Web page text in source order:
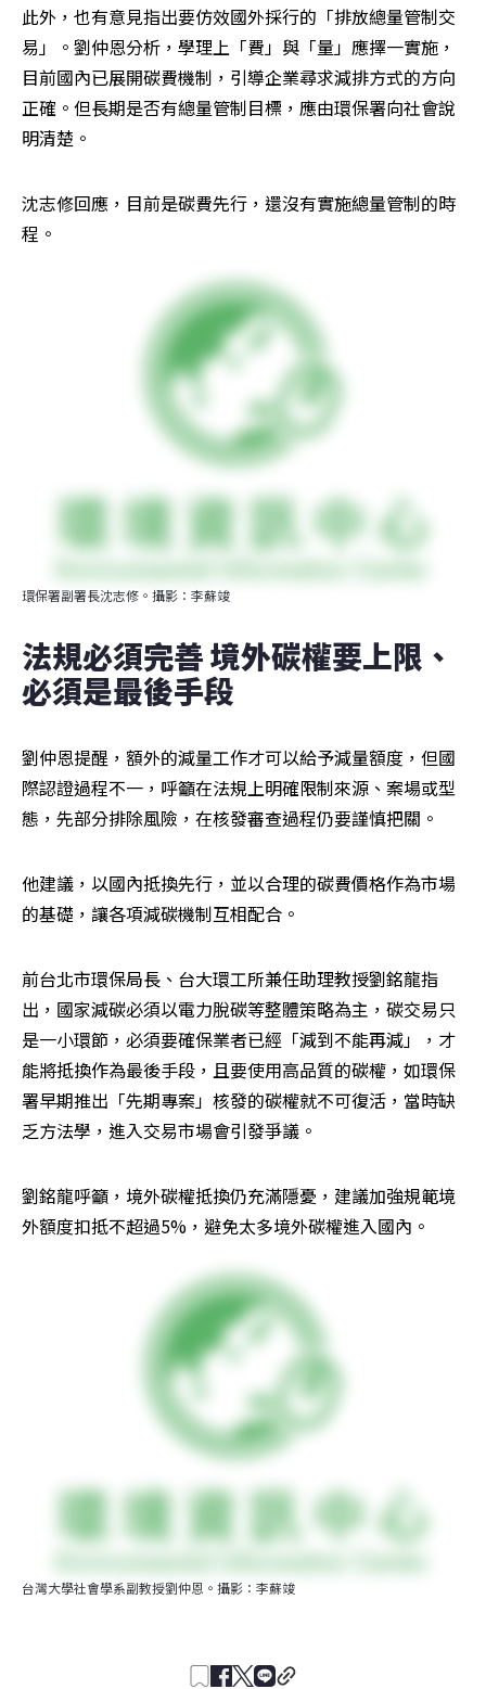
此外，也有意見指出要仿效國外採行的「排放總量管制交
易」。劉仲恩分析，學理上「費」與「量」應擇一實施，
目前國內已展開碳費機制，引導企業尋求減排方式的方向
正確。但長期是否有總量管制目標，應由環保署向社會說
明清楚。
沈志修回應，目前是碳費先行，還沒有實施總量管制的時
程。
環保署副署長沈志修。攝影：李蘇竣
法規必須完善 境外碳權要上限、
必須是最後手段
劉仲恩提醒，額外的減量工作才可以給予減量額度，但國
際認證過程不一，呼籲在法規上明確限制來源、案場或型
態，先部分排除風險，在核發審查過程仍要謹慎把關。
他建議，以國內抵換先行，並以合理的碳費價格作為市場
的基礎，讓各項減碳機制互相配合。
前台北市環保局長、台大環工所兼任助理教授劉銘龍指
出，國家減碳必須以電力脫碳等整體策略為主，碳交易只
是一小環節，必須要確保業者已經「減到不能再減」，才
能將抵換作為最後手段，且要使用高品質的碳權，如環保
署早期推出「先期專案」核發的碳權就不可復活，當時缺
乏方法學，進入交易市場會引發爭議。
劉銘龍呼籲，境外碳權抵換仍充滿隱憂，建議加強規範境
外額度扣抵不超過5%，避免太多境外碳權進入國內。
台灣大學社會學系副教授劉仲恩。攝影：李蘇竣